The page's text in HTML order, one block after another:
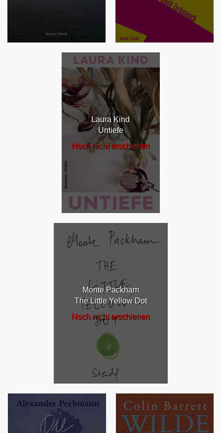
Laura Kind
Untiefe
Noch nicht erschienen
Monte Packham
The Little Yellow Dot
Noch nicht erschienen